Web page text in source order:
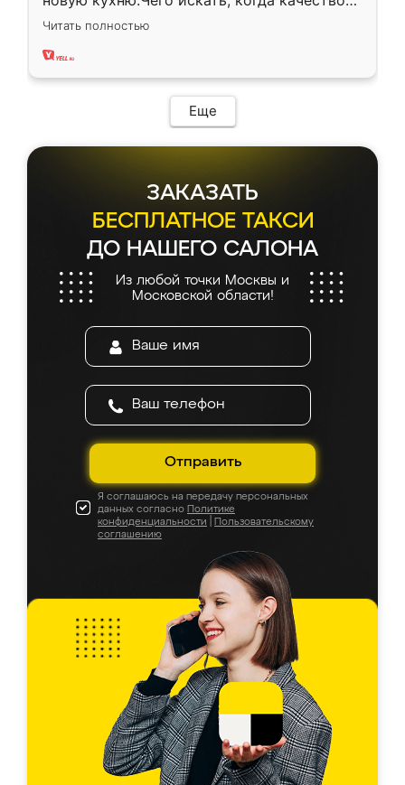
вполне довольна. Служит кухня уже почти
два года, нареканий нет.
Читать полностью
Еще
ЗАКАЗАТЬ
БЕСПЛАТНОЕ ТАКСИ
ДО НАШЕГО САЛОНА
Из любой точки Москвы и
Московской области!
Отправить
Я соглашаюсь на передачу персональных
данных согласно Политике
конфиденциальности
Пользовательскому
соглашению